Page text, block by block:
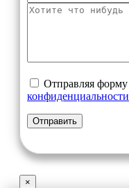
Отправляя форму
конфиденциальности
×